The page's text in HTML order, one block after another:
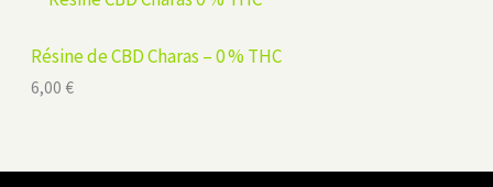
Résine de CBD Charas – 0 % THC
6,00 €